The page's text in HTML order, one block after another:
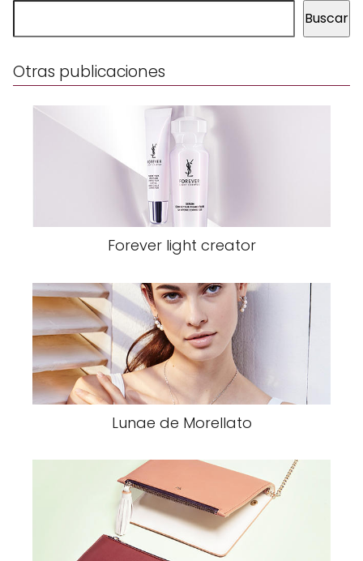
Buscar
Otras publicaciones
Forever light creator
Lunae de Morellato